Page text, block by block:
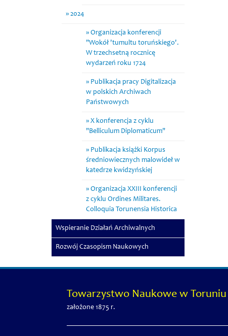
2024
Organizacja konferencji
"Wokół 'tumultu toruńskiego'.
W trzechsetną rocznicę
wydarzeń roku 1724
Publikacja pracy Digitalizacja
w polskich Archiwach
Państwowych
X konferencja z cyklu
"Belliculum Diplomaticum"
Publikacja książki Korpus
średniowiecznych malowideł w
katedrze kwidzyńskiej
Organizacja XXIII konferencji
z cyklu Ordines Militares.
Colloquia Torunensia Historica
Wspieranie Działań Archiwalnych
Rozwój Czasopism Naukowych
Towarzystwo Naukowe w Toruniu
założone 1875 r.